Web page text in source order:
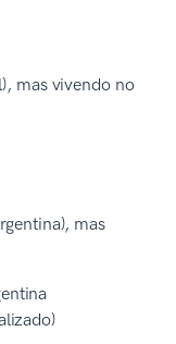
mas vivendo no
mas